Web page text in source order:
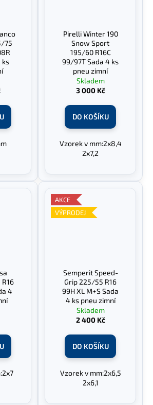
75
ks
Pirelli Winter 190
Snow Sport
195/60 R16C
99/97T Sada 4 ks
pneu zimní
Skladem
3 000 Kč
DO KOŠÍKU
Vzorek v mm:2x8,4
2x7,2
4
AKCE
VÝPRODEJ
Semperit Speed-
Grip 225/55 R16
99H XL M+S Sada
4 ks pneu zimní
Skladem
2 400 Kč
DO KOŠÍKU
Vzorek v mm:2x6,5
2x6,1